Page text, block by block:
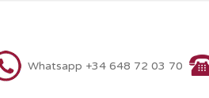
Whatsapp +34 648 72 03 70